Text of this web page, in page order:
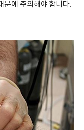
문에 주의해야 합니다.